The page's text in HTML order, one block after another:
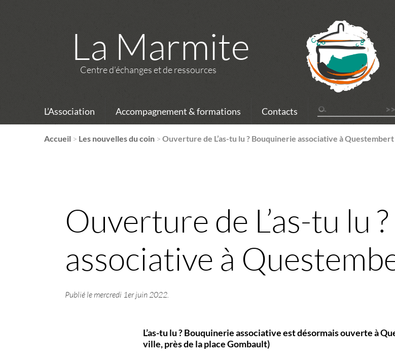
La Marmite
Centre d’échanges et de ressources
L’Association Accompagnement & formations Contacts
Accueil > Les nouvelles du coin >Ouverture de L’as-tu lu ? Bouquinerie associative à Questembert
Ouverture de L’as-tu lu
associative à
Publié le mercredi 1er juin 2022.
L’as-tu lu ? Bouquinerie associative est désormais ouverte à
ville, près de la place Gombault)